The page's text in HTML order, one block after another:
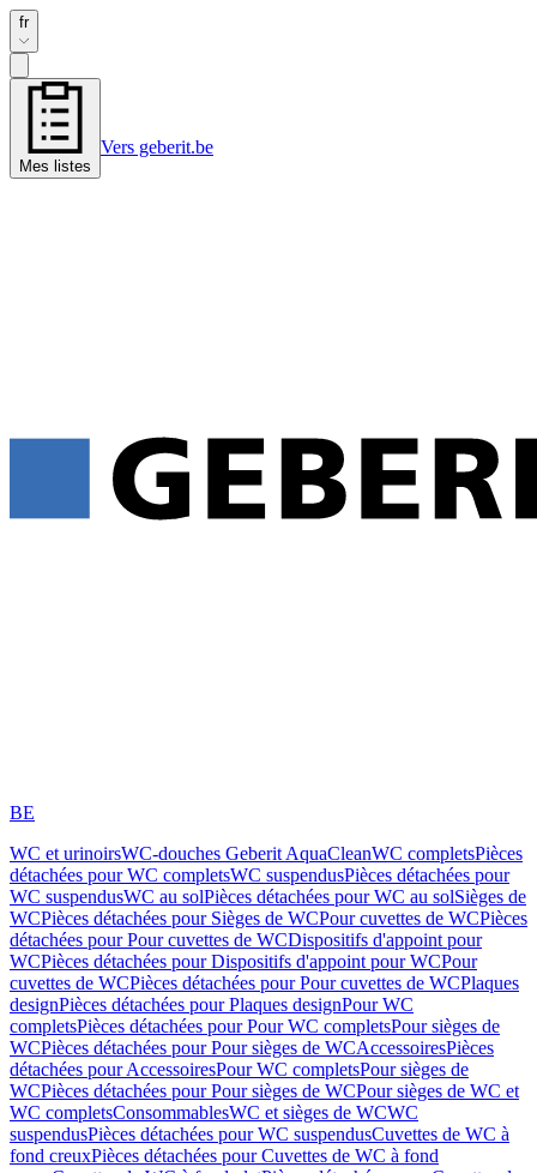
fr
Mes listes
Vers geberit.be
BE
WC et urinoirsWC-douches Geberit AquaCleanWC completsPièces
détachées pour WC completsWC suspendusPièces détachées pour
WC suspendusWC au solPièces détachées pour WC au solSièges de
WCPièces détachées pour Sièges de WCPour cuvettes de WCPièces
détachées pour Pour cuvettes de WCDispositifs d'appoint pour
WCPièces détachées pour Dispositifs d'appoint pour WCPour
cuvettes de WCPièces détachées pour Pour cuvettes de WCPlaques
designPièces détachées pour Plaques designPour WC
completsPièces détachées pour Pour WC completsPour sièges de
WCPièces détachées pour Pour sièges de WCAccessoiresPièces
détachées pour AccessoiresPour WC completsPour sièges de
WCPièces détachées pour Pour sièges de WCPour sièges de WC et
WC completsConsommablesWC et sièges de WCWC
suspendusPièces détachées pour WC suspendusCuvettes de WC à
fond creuxPièces détachées pour Cuvettes de WC à fond